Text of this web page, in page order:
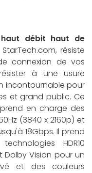
débit haut de
résiste
connexion de vos
à une usure
incontournable pour
et grand public. Ce
en charge des
(3840 x 2160p) et
18Gbps. Il prend
HDR10
Vision pour un
et des couleurs